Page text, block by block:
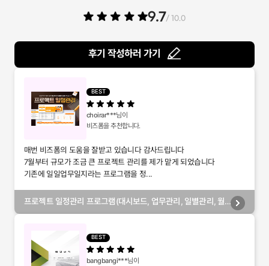
9.7/ 10.0
후기 작성하러 가기
BEST
choirar***님이
비즈폼을 추천합니다.
매번 비즈폼의 도움을 잘받고 있습니다 감사드립니다
7월부터 규모가 조금 큰 프로젝트 관리를 제가 맡게 되었습니다
기존에 일일업무일지라는 프로그램을 정...
프로젝트 일정관리 프로그램(대시보드, 업무관리, 일별관리, 월
BEST
bangbangi***님이